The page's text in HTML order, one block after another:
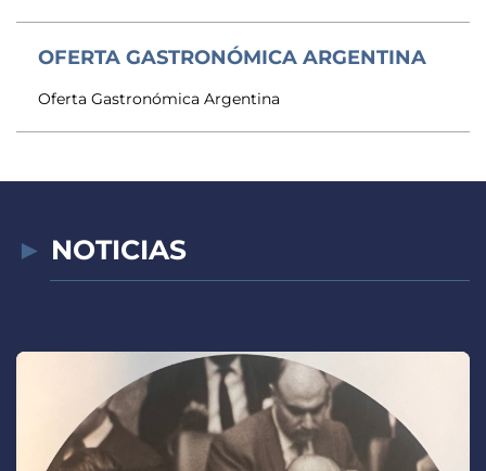
OFERTA GASTRONÓMICA ARGENTINA
Oferta Gastronómica Argentina
NOTICIAS